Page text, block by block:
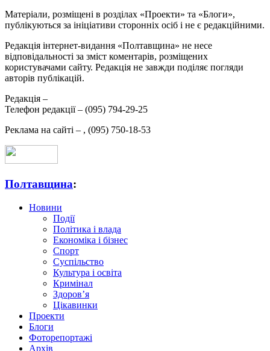
Матеріали, розміщені в розділах «Проекти» та «Блоги»,
публікуються за ініціативи сторонніх осіб і не є редакційними.
Редакція інтернет-видання «Полтавщина» не несе
відповідальності за зміст коментарів, розміщених
користувачами сайту. Редакція не завжди поділяє погляди
авторів публікацій.
Редакція –
Телефон редакції – (095) 794-29-25
Реклама на сайті – , (095) 750-18-53
Полтавщина:
Новини
Події
Політика і влада
Економіка і бізнес
Спорт
Суспільство
Культура і освіта
Кримінал
Здоров’я
Цікавинки
Проекти
Блоги
Фоторепортажі
Архів